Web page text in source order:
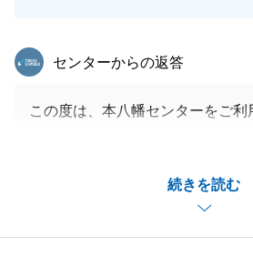
続きを読む
東急リバブル
センターからの返答
この度は、本八幡センターをご
させて頂いたりとお時間を頂戴し
く対応して頂いて大変感謝してお
お困りの事がございましたら、お